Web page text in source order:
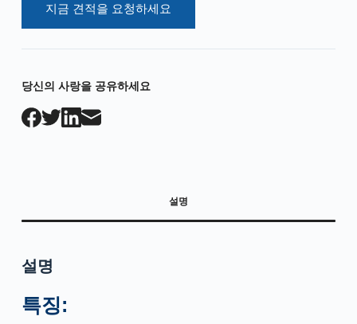
지금 견적을 요청하세요
당신의 사랑을 공유하세요
설명
설명
특징: